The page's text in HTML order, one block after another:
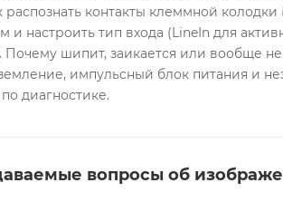
распознать контакты клеммной колодки
и настроить тип входа (LineIn для
Почему шипит, заикается или вообще
импульсный блок питания и
диагностике.
вопросы об